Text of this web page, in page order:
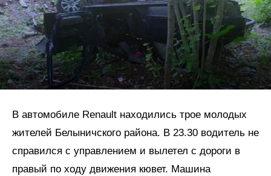
В автомобиле Renault находились трое молодых
жителей Белыничского района. В 23.30 водитель не
справился с управлением и вылетел с дороги в
правый по ходу движения кювет. Машина